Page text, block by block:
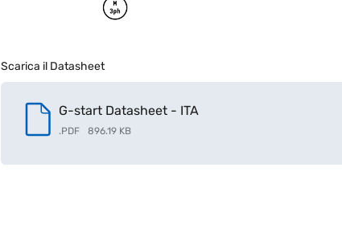
Scarica il Datasheet
G-start Datasheet - ITA
.PDF 896.19 KB